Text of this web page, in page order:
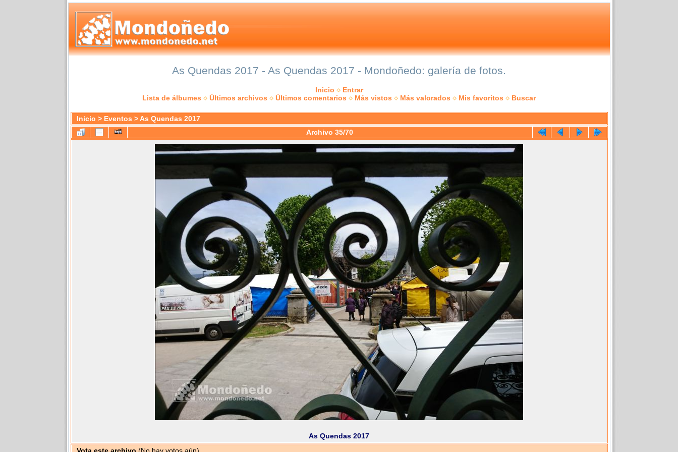
As Quendas 2017 - As Quendas 2017 - Mondoñedo: galería de fotos.
Inicio
Entrar
Lista de álbumes
Últimos archivos Últimos comentarios Más vistos Más valorados Mis favoritos Buscar
Inicio > Eventos >As Quendas 2017
Archivo 35/70
As Quendas 2017